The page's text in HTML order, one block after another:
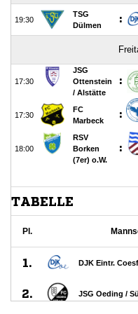
Bildergallerie
JuJutsu
Kanu
Karate
Leichtathletik
Segeln
Speichensport